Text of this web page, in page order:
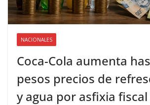
NACIONALES
Coca-Cola aumenta
pesos precios de
y agua por asfixia fiscal